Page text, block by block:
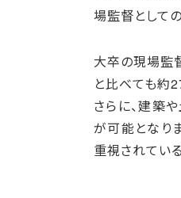
場監督として
大卒の現場監
と比べても約
さらに、建築
が可能となり
重視されてい